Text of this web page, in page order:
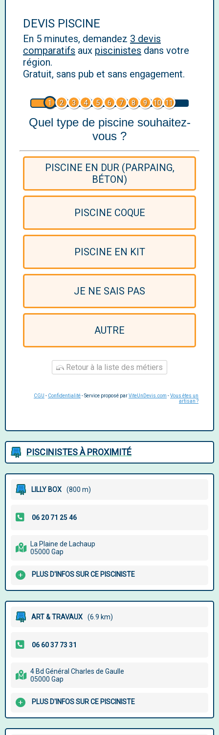
DEVIS PISCINE
En 5 minutes, demandez 3 devis
comparatifs aux piscinistes dans votre
région.
Gratuit, sans pub et sans engagement.
1 2 3 4 5 6 7 8 9 10 11
Quel type de piscine souhaitez-
vous ?
PISCINE EN DUR (PARPAING,
BÉTON)
PISCINE COQUE
PISCINE EN KIT
JE NE SAIS PAS
AUTRE
Retour à la liste des métiers
CGU - Confidentialité- Service proposé parViteUnDevis.com -Vous êtes un
artisan ?
PISCINISTES À PROXIMITÉ
LILLY BOX (800 m)
La Plaine de Lachaup
05000 Gap
PLUS D'INFOS SUR CE PISCINISTE
ART & TRAVAUX (6.9 km)
4 Bd Général Charles de Gaulle
05000 Gap
PLUS D'INFOS SUR CE PISCINISTE